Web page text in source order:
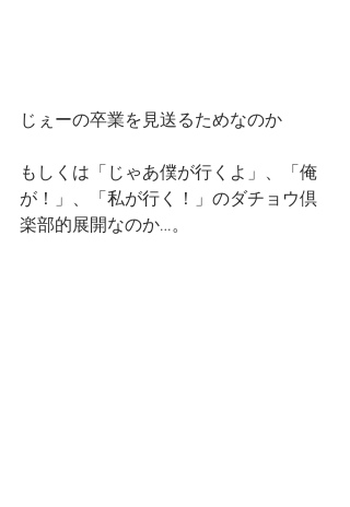
じぇーの卒業を見送るためなのか
もしくは「じゃあ僕が行くよ」、「俺
が！」、「私が行く！」のダチョウ倶
楽部的展開なのか…。